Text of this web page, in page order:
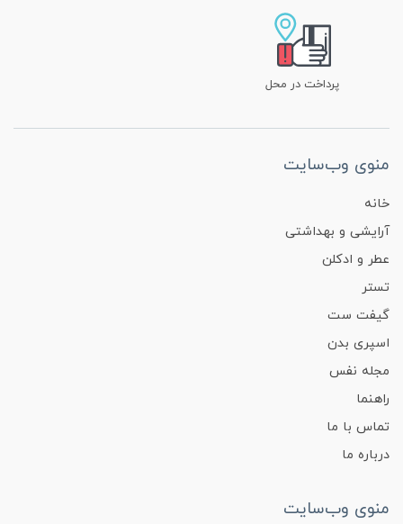
پرداخت در محل
منوی وب‌سایت
خانه
آرایشی و بهداشتی
عطر و ادکلن
تستر
گیفت ست
اسپری بدن
مجله نفس
راهنما
تماس با ما
درباره ما
منوی وب‌سایت